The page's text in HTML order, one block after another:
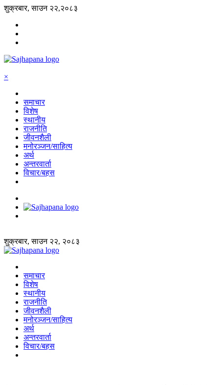
शुक्रबार, साउन २२,२०८३
×
समाचार
विशेष
स्थानीय
राजनीति
जीवनशैली
मनोरञ्जन/साहित्य
अर्थ
अन्तरवार्ता
विचार/बहस
शुक्रबार, साउन २२, २०८३
समाचार
विशेष
स्थानीय
राजनीति
जीवनशैली
मनोरञ्जन/साहित्य
अर्थ
अन्तरवार्ता
विचार/बहस